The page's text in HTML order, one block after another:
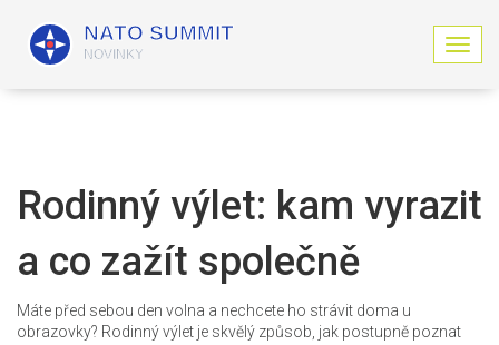
Z
o
t
n
a
Rodinný výlet: kam vyrazit
a co zažít společně
Máte před sebou den volna a nechcete ho strávit doma u
obrazovky? Rodinný výlet je skvělý způsob, jak postupně poznat